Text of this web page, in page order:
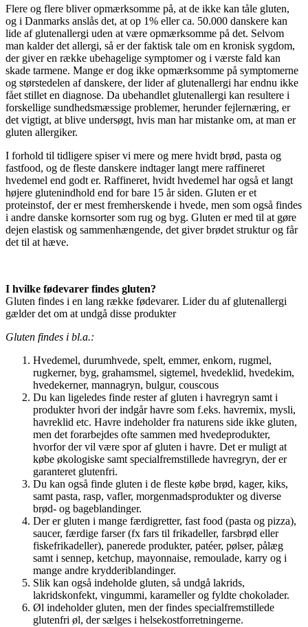
Flere og flere bliver opmærksomme på, at de ikke kan tåle gluten,
og i Danmarks anslås det, at op 1% eller ca. 50.000 danskere kan
lide af glutenallergi uden at være opmærksomme på det. Selvom
man kalder det allergi, så er der faktisk tale om en kronisk sygdom,
der giver en række ubehagelige symptomer og i værste fald kan
skade tarmene. Mange er dog ikke opmærksomme på symptomerne
og størstedelen af danskere, der lider af glutenallergi har endnu ikke
fået stillet en diagnose. Da ubehandlet glutenallergi kan resultere i
forskellige sundhedsmæssige problemer, herunder fejlernæring, er
det vigtigt, at blive undersøgt, hvis man har mistanke om, at man er
gluten allergiker.
I forhold til tidligere spiser vi mere og mere hvidt brød, pasta og
fastfood, og de fleste danskere indtager langt mere raffineret
hvedemel end godt er. Raffineret, hvidt hvedemel har også et langt
højere glutenindhold end for bare 15 år siden. Gluten er et
proteinstof, der er mest fremherskende i hvede, men som også findes
i andre danske kornsorter som rug og byg. Gluten er med til at gøre
dejen elastisk og sammenhængende, det giver brødet struktur og får
det til at hæve.
I hvilke fødevarer findes gluten?
Gluten findes i en lang række fødevarer. Lider du af glutenallergi
gælder det om at undgå disse produkter
Gluten findes i bl.a.:
Hvedemel, durumhvede, spelt, emmer, enkorn, rugmel,
rugkerner, byg, grahamsmel, sigtemel, hvedeklid, hvedekim,
hvedekerner, mannagryn, bulgur, couscous
Du kan ligeledes finde rester af gluten i havregryn samt i
produkter hvori der indgår havre som f.eks. havremix, mysli,
havreklid etc. Havre indeholder fra naturens side ikke gluten,
men det forarbejdes ofte sammen med hvedeprodukter,
hvorfor der vil være spor af gluten i havre. Det er muligt at
købe økologiske samt specialfremstillede havregryn, der er
garanteret glutenfri.
Du kan også finde gluten i de fleste købe brød, kager, kiks,
samt pasta, rasp, vafler, morgenmadsprodukter og diverse
brød- og bageblandinger.
Der er gluten i mange færdigretter, fast food (pasta og pizza),
saucer, færdige farser (fx fars til frikadeller, farsbrød eller
fiskefrikadeller), panerede produkter, patéer, pølser, pålæg
samt i sennep, ketchup, mayonnaise, remoulade, karry og i
mange andre krydderiblandinger.
Slik kan også indeholde gluten, så undgå lakrids,
lakridskonfekt, vingummi, karameller og fyldte chokolader.
Øl indeholder gluten, men der findes specialfremstillede
glutenfri øl, der sælges i helsekostforretningerne.